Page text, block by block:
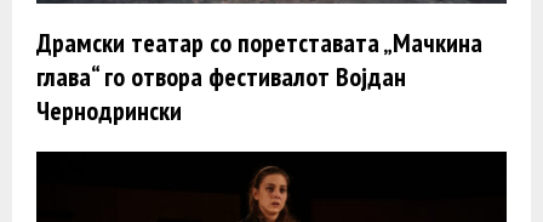
Драмски театар со поретставата „Мачкина
глава“ го отвора фестивалот Војдан
Чернодрински